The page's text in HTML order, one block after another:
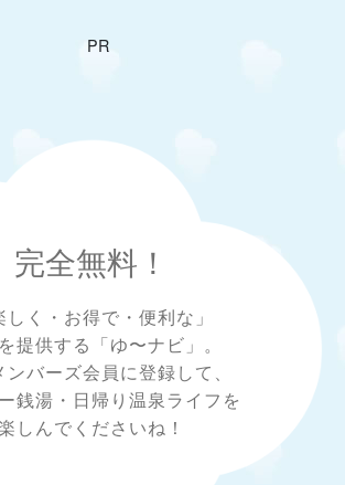
PR
完全無料！
しく・お得で・便利な」
提供する「ゆ〜ナビ」。
バーズ会員に登録して、
銭湯・日帰り温泉ライフを
しんでくださいね！